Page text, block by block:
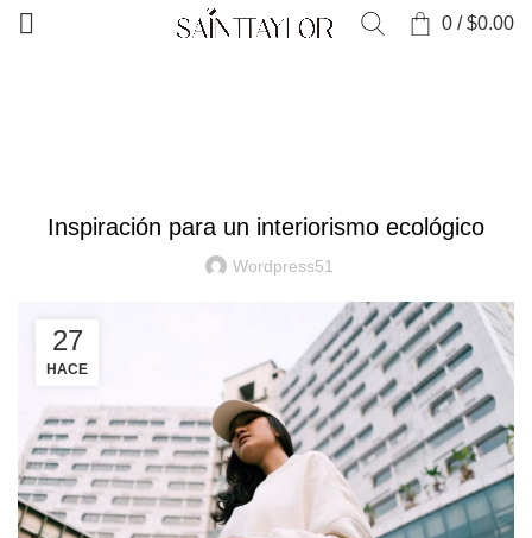
0 / $0.00
Inspiración para un interiorismo ecológico
Wordpress51
27
HACE